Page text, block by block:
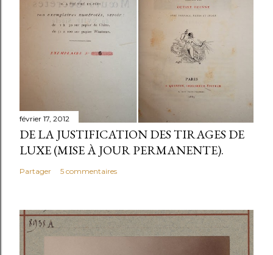
février 17, 2012
DE LA JUSTIFICATION DES TIRAGES DE
LUXE (MISE À JOUR PERMANENTE).
Partager 5 commentaires